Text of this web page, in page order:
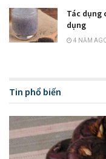
Tác dụng
dụng
4 NĂM
Tin phổ biến